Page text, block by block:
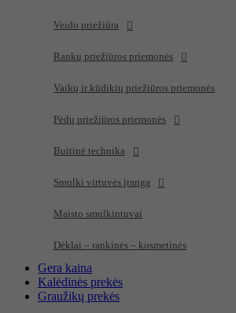
Veido priežiūra
Rankų priežiūros priemonės
Vaikų ir kūdikių priežiūros priemonės
Pėdų priežiūros priemonės
Buitinė technika
Smulki virtuvės įranga
Maisto smulkintuvai
Dėklai – rankinės – kosmetinės
Gera kaina
Kalėdinės prekės
Graužikų prekės